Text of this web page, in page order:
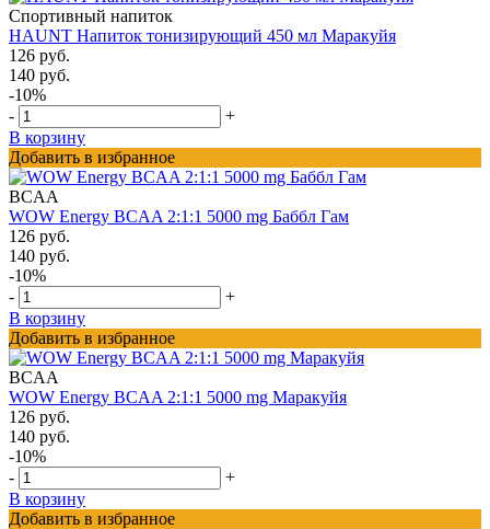
Спортивный напиток
HAUNT Напиток тонизирующий 450 мл Маракуйя
126 руб.
140 руб.
-10%
-
+
В корзину
Добавить в избранное
BCAA
WOW Energy BCAA 2:1:1 5000 mg Баббл Гам
126 руб.
140 руб.
-10%
-
+
В корзину
Добавить в избранное
BCAA
WOW Energy BCAA 2:1:1 5000 mg Маракуйя
126 руб.
140 руб.
-10%
-
+
В корзину
Добавить в избранное